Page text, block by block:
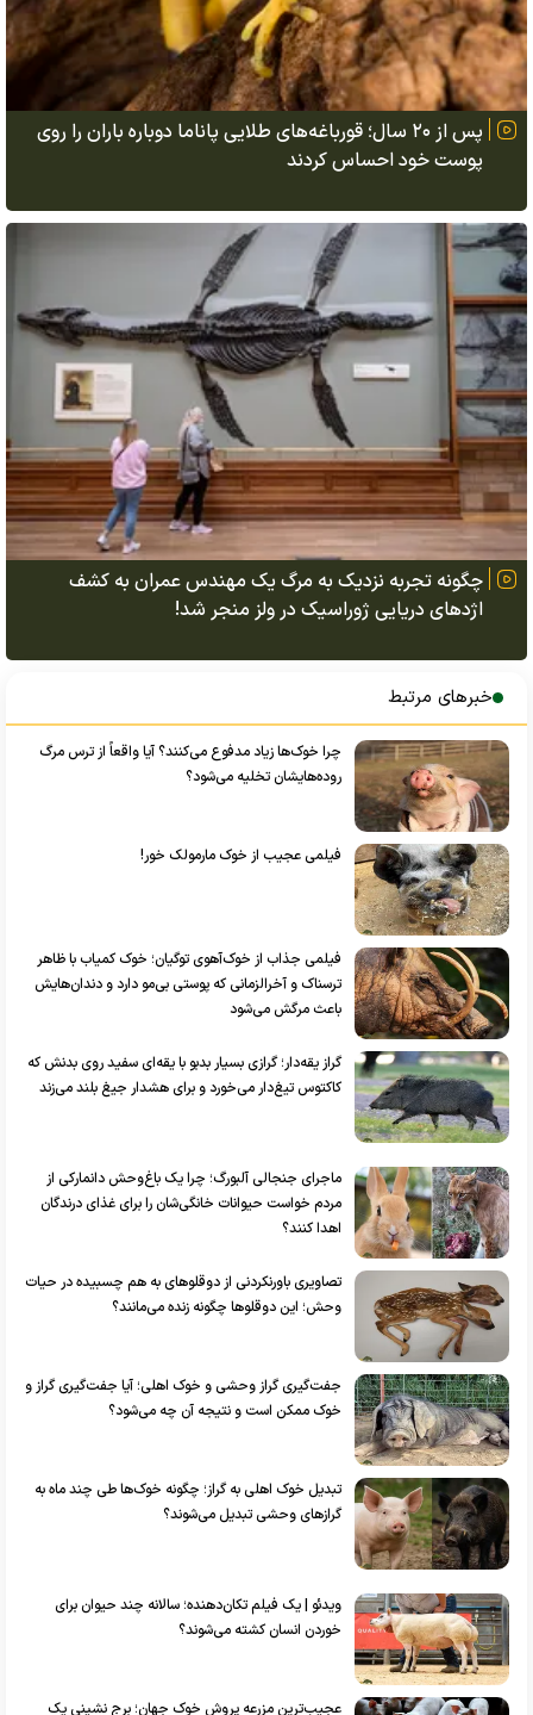
پس از ۲۰ سال؛ قورباغه‌های طلایی پاناما دوباره باران را روی
پوست خود احساس کردند
چگونه تجربه نزدیک به مرگ یک مهندس عمران به کشف
اژد‌های دریایی ژوراسیک در ولز منجر شد!
خبرهای مرتبط
چرا خوک‌ها زیاد مدفوع می‌کنند؟ آیا واقعاً از ترس مرگ
روده‌هایشان تخلیه می‌شود؟
فیلمی عجیب از خوک مارمولک خور!
فیلمی جذاب از خوک‌آهوی توگیان؛ خوک کمیاب با ظاهر
ترسناک و آخرالزمانی که پوستی بی‌مو دارد و دندان‌هایش
باعث مرگش می‌شود
گراز یقه‌دار؛ گرازی بسیار بدبو با یقه‌ای سفید روی بدنش که
کاکتوس تیغ‌دار می‌خورد و برای هشدار جیغ بلند می‌زند
ماجرای جنجالی آلبورگ؛ چرا یک باغ‌وحش دانمارکی از
مردم خواست حیوانات خانگی‌شان را برای غذای درندگان
اهدا کنند؟
تصاویری باورنکردنی از دوقلو‌های به هم چسبیده در حیات
وحش؛ این دوقلوها چگونه زنده می‌مانند؟
جفت‌گیری گراز وحشی و خوک اهلی؛ آیا جفت‌گیری گراز و
خوک ممکن است و نتیجه آن چه می‌شود؟
تبدیل خوک اهلی به گراز؛ چگونه خوک‌ها طی چند ماه به
گرازهای وحشی تبدیل می‌شوند؟
ویدئو | یک فیلم تکان‌دهنده؛ سالانه چند حیوان برای
خوردن انسان کشته می‌شوند؟
عجیب‌ترین مزرعه پروش خوک جهان؛ برج نشینی یک